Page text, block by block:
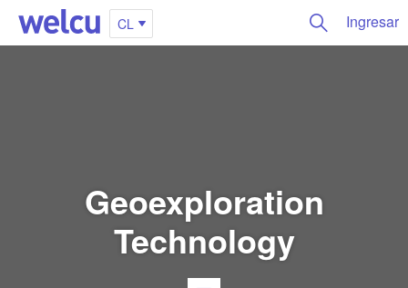
CL Ingresar
Geoexploration
Technology